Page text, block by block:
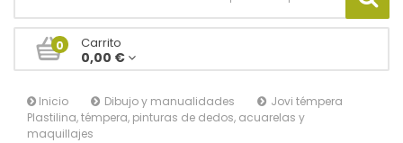
0 Carrito
0,00 €
Inicio
Dibujo y manualidades
Plastilina, témpera, pinturas de dedos, acuarelas y
maquillajes
Jovi témpera